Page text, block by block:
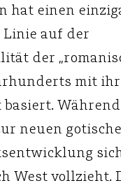
hat einen
Linie auf der
der
mit
Während
neuen
West vollzieht.